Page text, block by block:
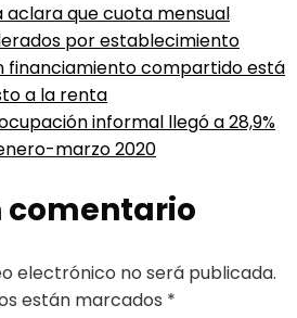
aclara que cuota mensual
por establecimiento
financiamiento compartido está
a la renta
informal llegó a 28,9%
marzo 2020
comentario
electrónico no será publicada.
están marcados *